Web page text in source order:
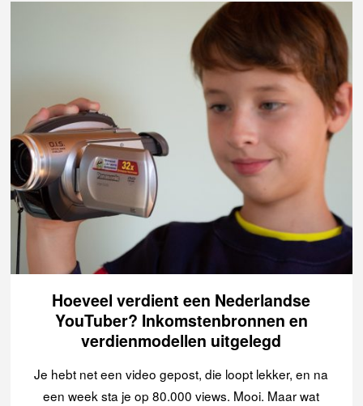
Hoeveel verdient een Nederlandse
YouTuber? Inkomstenbronnen en
verdienmodellen uitgelegd
Je hebt net een video gepost, die loopt lekker, en na
een week sta je op 80.000 views. Mooi. Maar wat